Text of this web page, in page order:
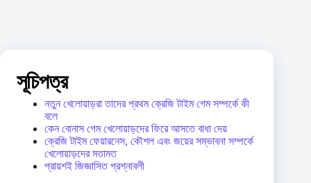
সূচিপত্র
নতুন খেলোয়াড়রা তাদের প্রথম ক্রেজি টাইম গেম সম্পর্কে কী
বলে
কেন বোনাস গেম খেলোয়াড়দের ফিরে আসতে বাধা দেয়
ক্রেজি টাইম ফেয়ারনেস, কৌশল এবং জয়ের সম্ভাবনা সম্পর্কে
খেলোয়াড়দের মতামত
প্রায়শই জিজ্ঞাসিত প্রশ্নাবলী